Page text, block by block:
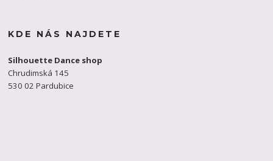
KDE NÁS NAJDETE
Silhouette Dance shop
Chrudimská 145
530 02 Pardubice